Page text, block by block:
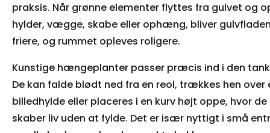
praksis. Når grønne elementer flyttes fra gulvet og
hylder, vægge, skabe eller ophæng, bliver
friere, og rummet opleves roligere.
Kunstige hængeplanter passer præcis ind i den
De kan falde blødt ned fra en reol, trækkes hen over
billedhylde eller placeres i en kurv højt oppe, hvor de
skaber liv uden at fylde. Det er især nyttigt i små